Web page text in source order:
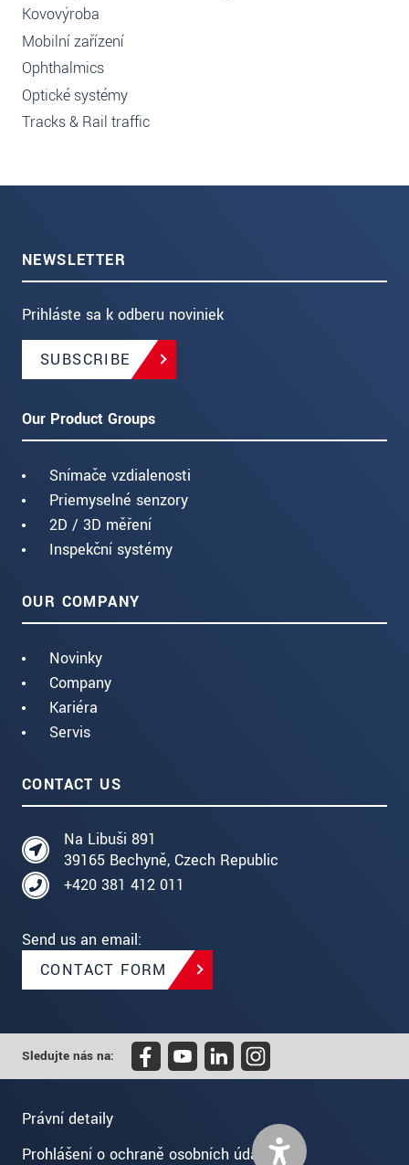
Kovovýroba
Mobilní zařízení
Ophthalmics
Optické systémy
Tracks & Rail traffic
NEWSLETTER
Prihláste sa k odberu noviniek
SUBSCRIBE
Our Product Groups
Snímače vzdialenosti
Priemyselné senzory
2D / 3D měření
Inspekční systémy
OUR COMPANY
Novinky
Company
Kariéra
Servis
CONTACT US
Na Libuši 891
39165 Bechyně, Czech Republic
+420 381 412 011
Send us an email:
CONTACT FORM
Sledujte nás na:
Právní detaily
Prohlášení o ochraně osobních údajů